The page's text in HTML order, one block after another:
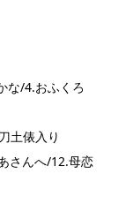
な/4.おふくろ
土俵入り
さんへ/12.母恋